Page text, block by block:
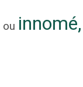
ou innomé,